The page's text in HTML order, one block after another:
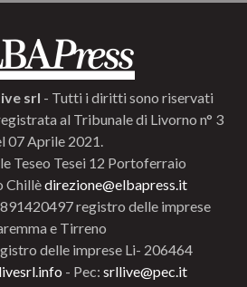
srl - Tutti i diritti sono riservati
al Tribunale di Livorno n° 3
07 Aprile 2021.
Teseo Tesei 12 Portoferraio
Chillèdirezione@elbapress.it
registro delle imprese
e Tirreno
delle imprese Li- 206464
- Pec: srllive@pec.it